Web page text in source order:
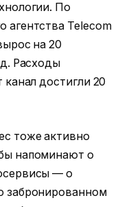
По
агентства Telecom
на 20
Расходы
канал достигли 20
тоже активно
напоминают о
— о
забронированном